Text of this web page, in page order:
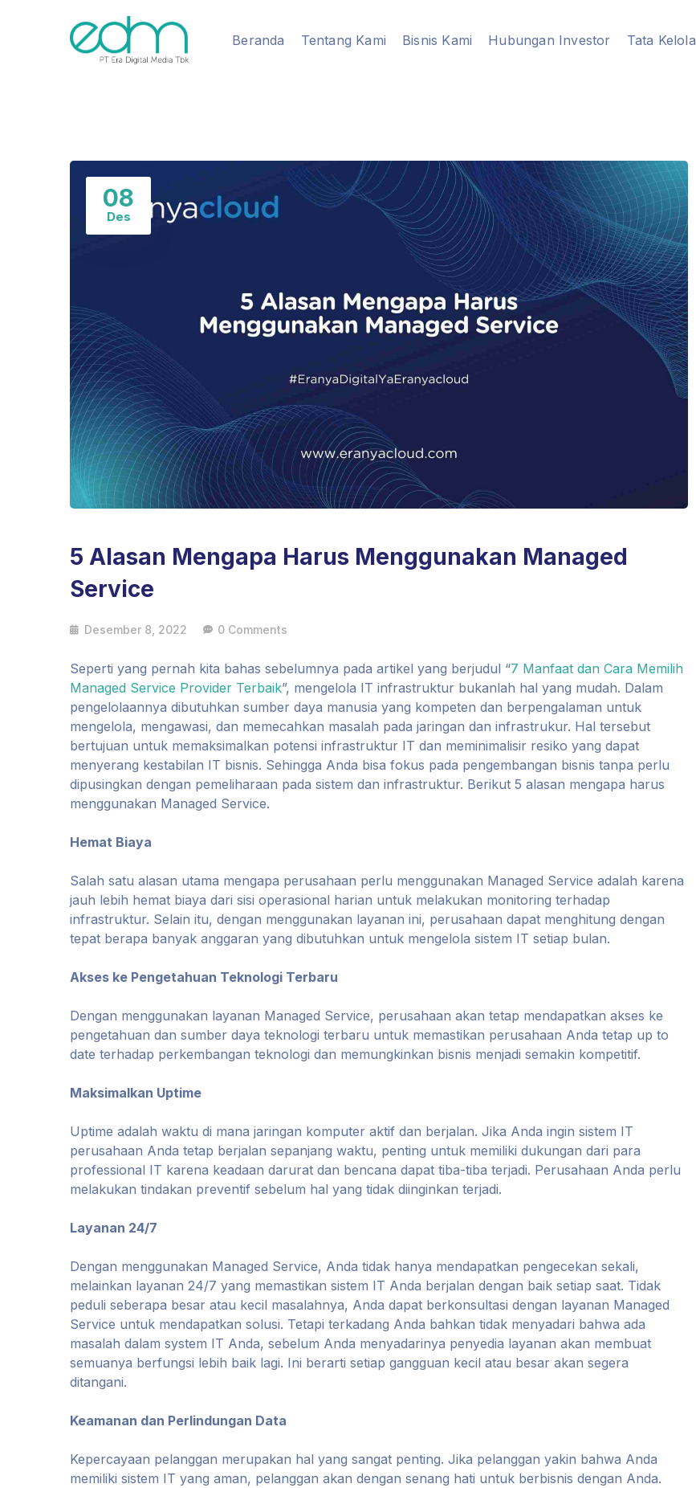
Beranda Tentang Kami Bisnis Kami Hubungan Investor Tata Kelola
08
Des
5 Alasan Mengapa Harus Menggunakan Managed
Service
Desember 8, 2022 0 Comments
Seperti yang pernah kita bahas sebelumnya pada artikel yang berjudul “7 Manfaat dan Cara Memilih
Managed Service Provider Terbaik”, mengelola IT infrastruktur bukanlah hal yang mudah. Dalam
pengelolaannya dibutuhkan sumber daya manusia yang kompeten dan berpengalaman untuk
mengelola, mengawasi, dan memecahkan masalah pada jaringan dan infrastrukur. Hal tersebut
bertujuan untuk memaksimalkan potensi infrastruktur IT dan meminimalisir resiko yang dapat
menyerang kestabilan IT bisnis. Sehingga Anda bisa fokus pada pengembangan bisnis tanpa perlu
dipusingkan dengan pemeliharaan pada sistem dan infrastruktur. Berikut 5 alasan mengapa harus
menggunakan Managed Service.
Hemat Biaya
Salah satu alasan utama mengapa perusahaan perlu menggunakan Managed Service adalah karena
jauh lebih hemat biaya dari sisi operasional harian untuk melakukan monitoring terhadap
infrastruktur. Selain itu, dengan menggunakan layanan ini, perusahaan dapat menghitung dengan
tepat berapa banyak anggaran yang dibutuhkan untuk mengelola sistem IT setiap bulan.
Akses ke Pengetahuan Teknologi Terbaru
Dengan menggunakan layanan Managed Service, perusahaan akan tetap mendapatkan akses ke
pengetahuan dan sumber daya teknologi terbaru untuk memastikan perusahaan Anda tetap up to
date terhadap perkembangan teknologi dan memungkinkan bisnis menjadi semakin kompetitif.
Maksimalkan Uptime
Uptime adalah waktu di mana jaringan komputer aktif dan berjalan. Jika Anda ingin sistem IT
perusahaan Anda tetap berjalan sepanjang waktu, penting untuk memiliki dukungan dari para
professional IT karena keadaan darurat dan bencana dapat tiba-tiba terjadi. Perusahaan Anda perlu
melakukan tindakan preventif sebelum hal yang tidak diinginkan terjadi.
Layanan 24/7
Dengan menggunakan Managed Service, Anda tidak hanya mendapatkan pengecekan sekali,
melainkan layanan 24/7 yang memastikan sistem IT Anda berjalan dengan baik setiap saat. Tidak
peduli seberapa besar atau kecil masalahnya, Anda dapat berkonsultasi dengan layanan Managed
Service untuk mendapatkan solusi. Tetapi terkadang Anda bahkan tidak menyadari bahwa ada
masalah dalam system IT Anda, sebelum Anda menyadarinya penyedia layanan akan membuat
semuanya berfungsi lebih baik lagi. Ini berarti setiap gangguan kecil atau besar akan segera
ditangani.
Keamanan dan Perlindungan Data
Kepercayaan pelanggan merupakan hal yang sangat penting. Jika pelanggan yakin bahwa Anda
memiliki sistem IT yang aman, pelanggan akan dengan senang hati untuk berbisnis dengan Anda.